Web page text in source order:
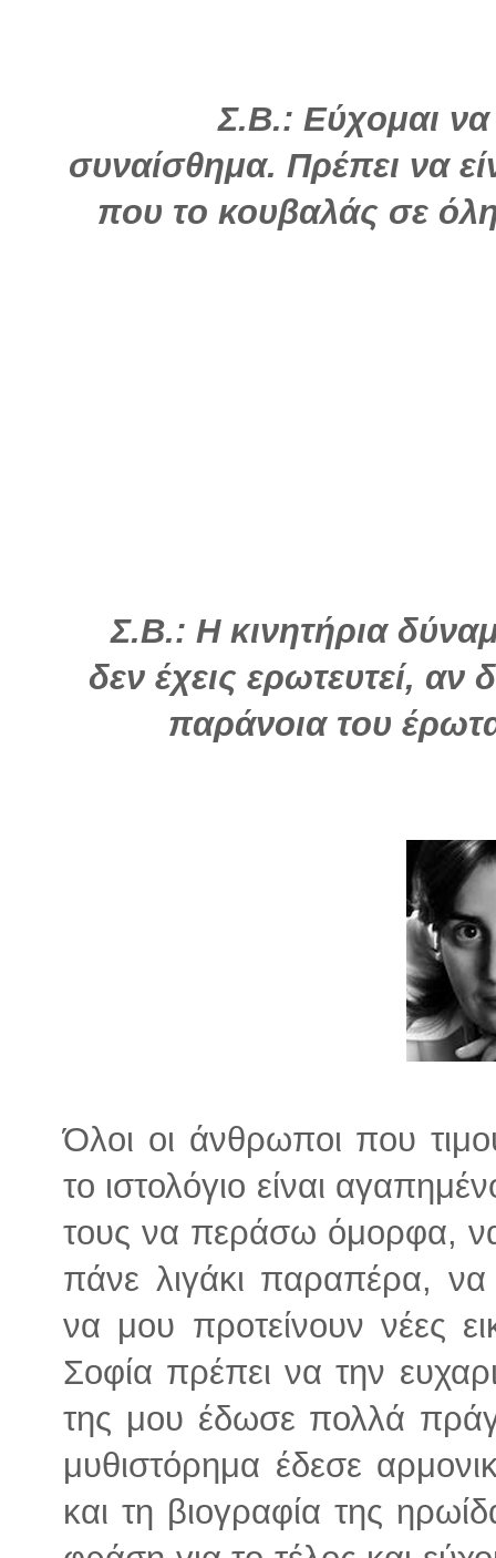
Σ.Β.: Εύχομαι να
συναίσθημα. Πρέπει να
που το κουβαλάς σε
Σ.Β.: Η κινητήρια
δεν έχεις ερωτευτεί, αν
παράνοια του
Όλοι οι άνθρωποι που
το ιστολόγιο είναι
τους να περάσω όμορφα,
πάνε λιγάκι παραπέρα, να
να μου προτείνουν νέες
Σοφία πρέπει να την
της μου έδωσε πολλά
μυθιστόρημα έδεσε
και τη βιογραφία της